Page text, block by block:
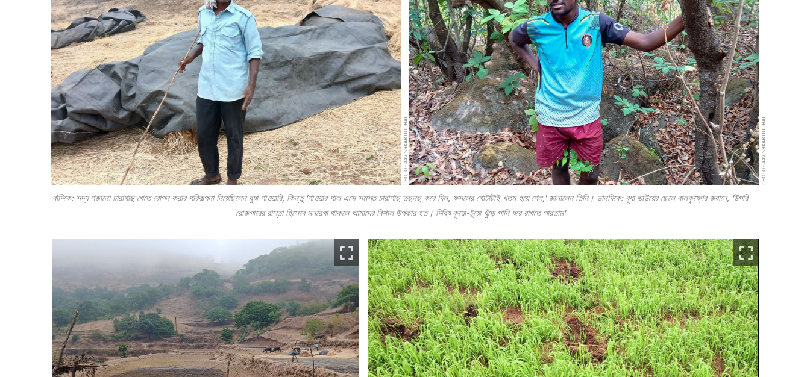
PHOTO • AAVISHKAR DUDHAL PHOTO • AAVISHKAR DUDHAL
বাঁদিকে: সদ্য গজানো চারাগাছ খেতে রোপন করার পরিকল্পনা নিয়েছিলেন বুধা গাওয়ারি, কিন্তু 'গাওয়ার পাল এসে সমস্ত চারাগাছ তছনছ করে দিল, ফসলের গোটাটাই খতম হয়ে গেল,' জানালেন তিনি। ডানদিকে: বুধা ভাউয়ের ছেলে বালকৃষ্ণের জবানে, 'উপরি
রোজগারের রাস্তা হিসেবে মনরেগা থাকলে আমাদের বিশাল উপকার হত। দিব্যি কুয়ো-টুয়ো খুঁড়ে পানি ধরে রাখতে পারতাম'